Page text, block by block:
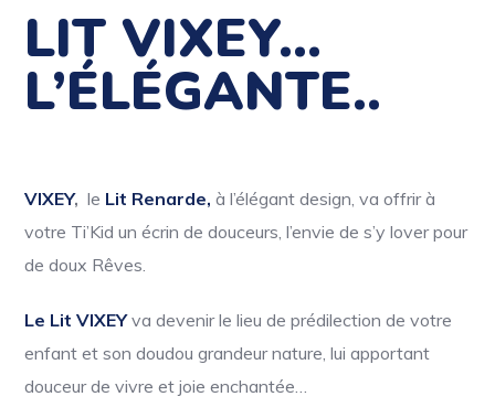
LIT VIXEY…
L’ÉLÉGANTE..
VIXEY, le Lit Renarde,à l’élégant design, va offrir à
votre Ti’Kid un écrin de douceurs, l’envie de s’y lover pour
de doux Rêves.
Le Lit VIXEYva devenir le lieu de prédilection de votre
enfant et son doudou grandeur nature, lui apportant
douceur de vivre et joie enchantée…